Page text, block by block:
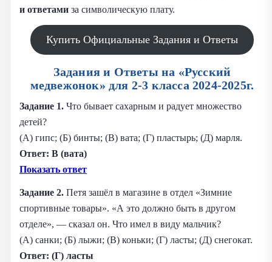
и ответами за символическую плату.
Купить Официальные Задания и Ответы
Задания и Ответы на «Русский
медвежонок» для 2-3 класса 2024-2025г.
Задание 1. Что бывает сахарным и радует множество
детей?
(А) гипс; (Б) бинты; (В) вата; (Г) пластырь; (Д) марля.
Ответ: В (вата)
Показать ответ
Задание 2. Петя зашёл в магазине в отдел «Зимние
спортивные товары». «А это должно быть в другом
отделе», — сказал он. Что имел в виду мальчик?
(А) санки; (Б) лыжи; (В) коньки; (Г) ласты; (Д) снегокат.
Ответ: (Г) ласты